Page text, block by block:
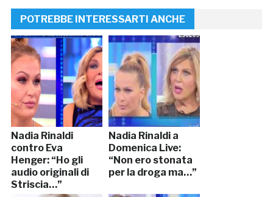
POTREBBE INTERESSARTI ANCHE
Nadia Rinaldi
contro Eva
Henger: “Ho gli
audio originali di
Striscia…”
Nadia Rinaldi a
Domenica Live:
“Non ero stonata
per la droga ma…”